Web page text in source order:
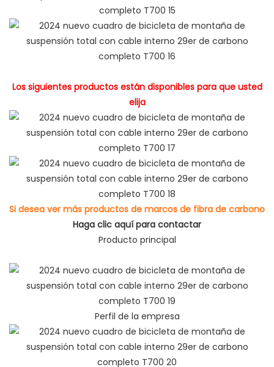
Los siguientes productos están disponibles para que usted
elija
Si desea ver más productos de marcos de fibra de carbono
Haga clic aquí para contactar
Producto principal
Perfil de la empresa